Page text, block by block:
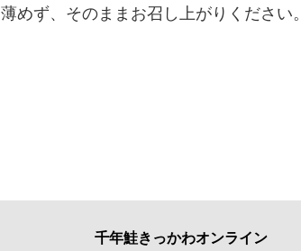
薄めず、そのままお召し上がりください。
千年鮭きっかわオンライン